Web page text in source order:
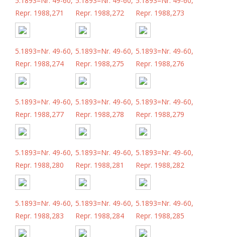
Repr. 1988,271
Repr. 1988,272
Repr. 1988,273
5.1893=Nr. 49-60,
Repr. 1988,274
5.1893=Nr. 49-60,
Repr. 1988,275
5.1893=Nr. 49-60,
Repr. 1988,276
5.1893=Nr. 49-60,
Repr. 1988,277
5.1893=Nr. 49-60,
Repr. 1988,278
5.1893=Nr. 49-60,
Repr. 1988,279
5.1893=Nr. 49-60,
Repr. 1988,280
5.1893=Nr. 49-60,
Repr. 1988,281
5.1893=Nr. 49-60,
Repr. 1988,282
5.1893=Nr. 49-60,
Repr. 1988,283
5.1893=Nr. 49-60,
Repr. 1988,284
5.1893=Nr. 49-60,
Repr. 1988,285